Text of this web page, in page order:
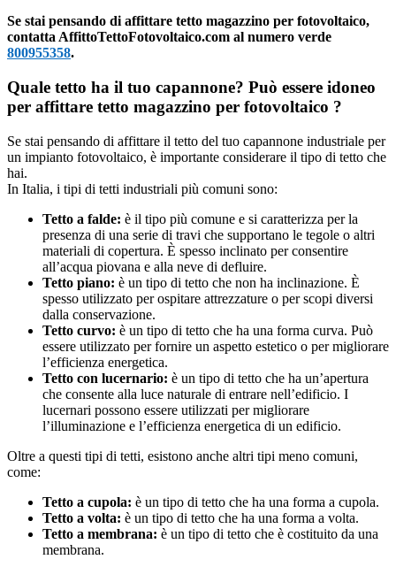
Se stai pensando di affittare tetto magazzino per fotovoltaico,
contatta AffittoTettoFotovoltaico.com al numero verde
800955358.
Quale tetto ha il tuo capannone? Può essere idoneo
per affittare tetto magazzino per fotovoltaico ?
Se stai pensando di affittare il tetto del tuo capannone industriale per
un impianto fotovoltaico, è importante considerare il tipo di tetto che
hai.
In Italia, i tipi di tetti industriali più comuni sono:
Tetto a falde: è il tipo più comune e si caratterizza per la
presenza di una serie di travi che supportano le tegole o altri
materiali di copertura. È spesso inclinato per consentire
all’acqua piovana e alla neve di defluire.
Tetto piano: è un tipo di tetto che non ha inclinazione. È
spesso utilizzato per ospitare attrezzature o per scopi diversi
dalla conservazione.
Tetto curvo: è un tipo di tetto che ha una forma curva. Può
essere utilizzato per fornire un aspetto estetico o per migliorare
l’efficienza energetica.
Tetto con lucernario: è un tipo di tetto che ha un’apertura
che consente alla luce naturale di entrare nell’edificio. I
lucernari possono essere utilizzati per migliorare
l’illuminazione e l’efficienza energetica di un edificio.
Oltre a questi tipi di tetti, esistono anche altri tipi meno comuni,
come:
Tetto a cupola: è un tipo di tetto che ha una forma a cupola.
Tetto a volta: è un tipo di tetto che ha una forma a volta.
Tetto a membrana: è un tipo di tetto che è costituito da una
membrana.